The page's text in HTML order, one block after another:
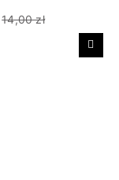
14,00 zł